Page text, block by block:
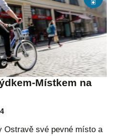
Místkem na
Ostravě své pevné místo a